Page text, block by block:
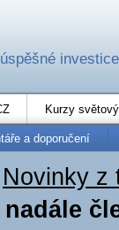
investice
Kurzy
a doporučení
Novinky z